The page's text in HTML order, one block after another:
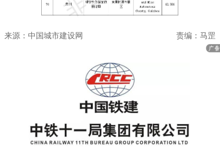
来源：中国城市建设网 责编：马罡